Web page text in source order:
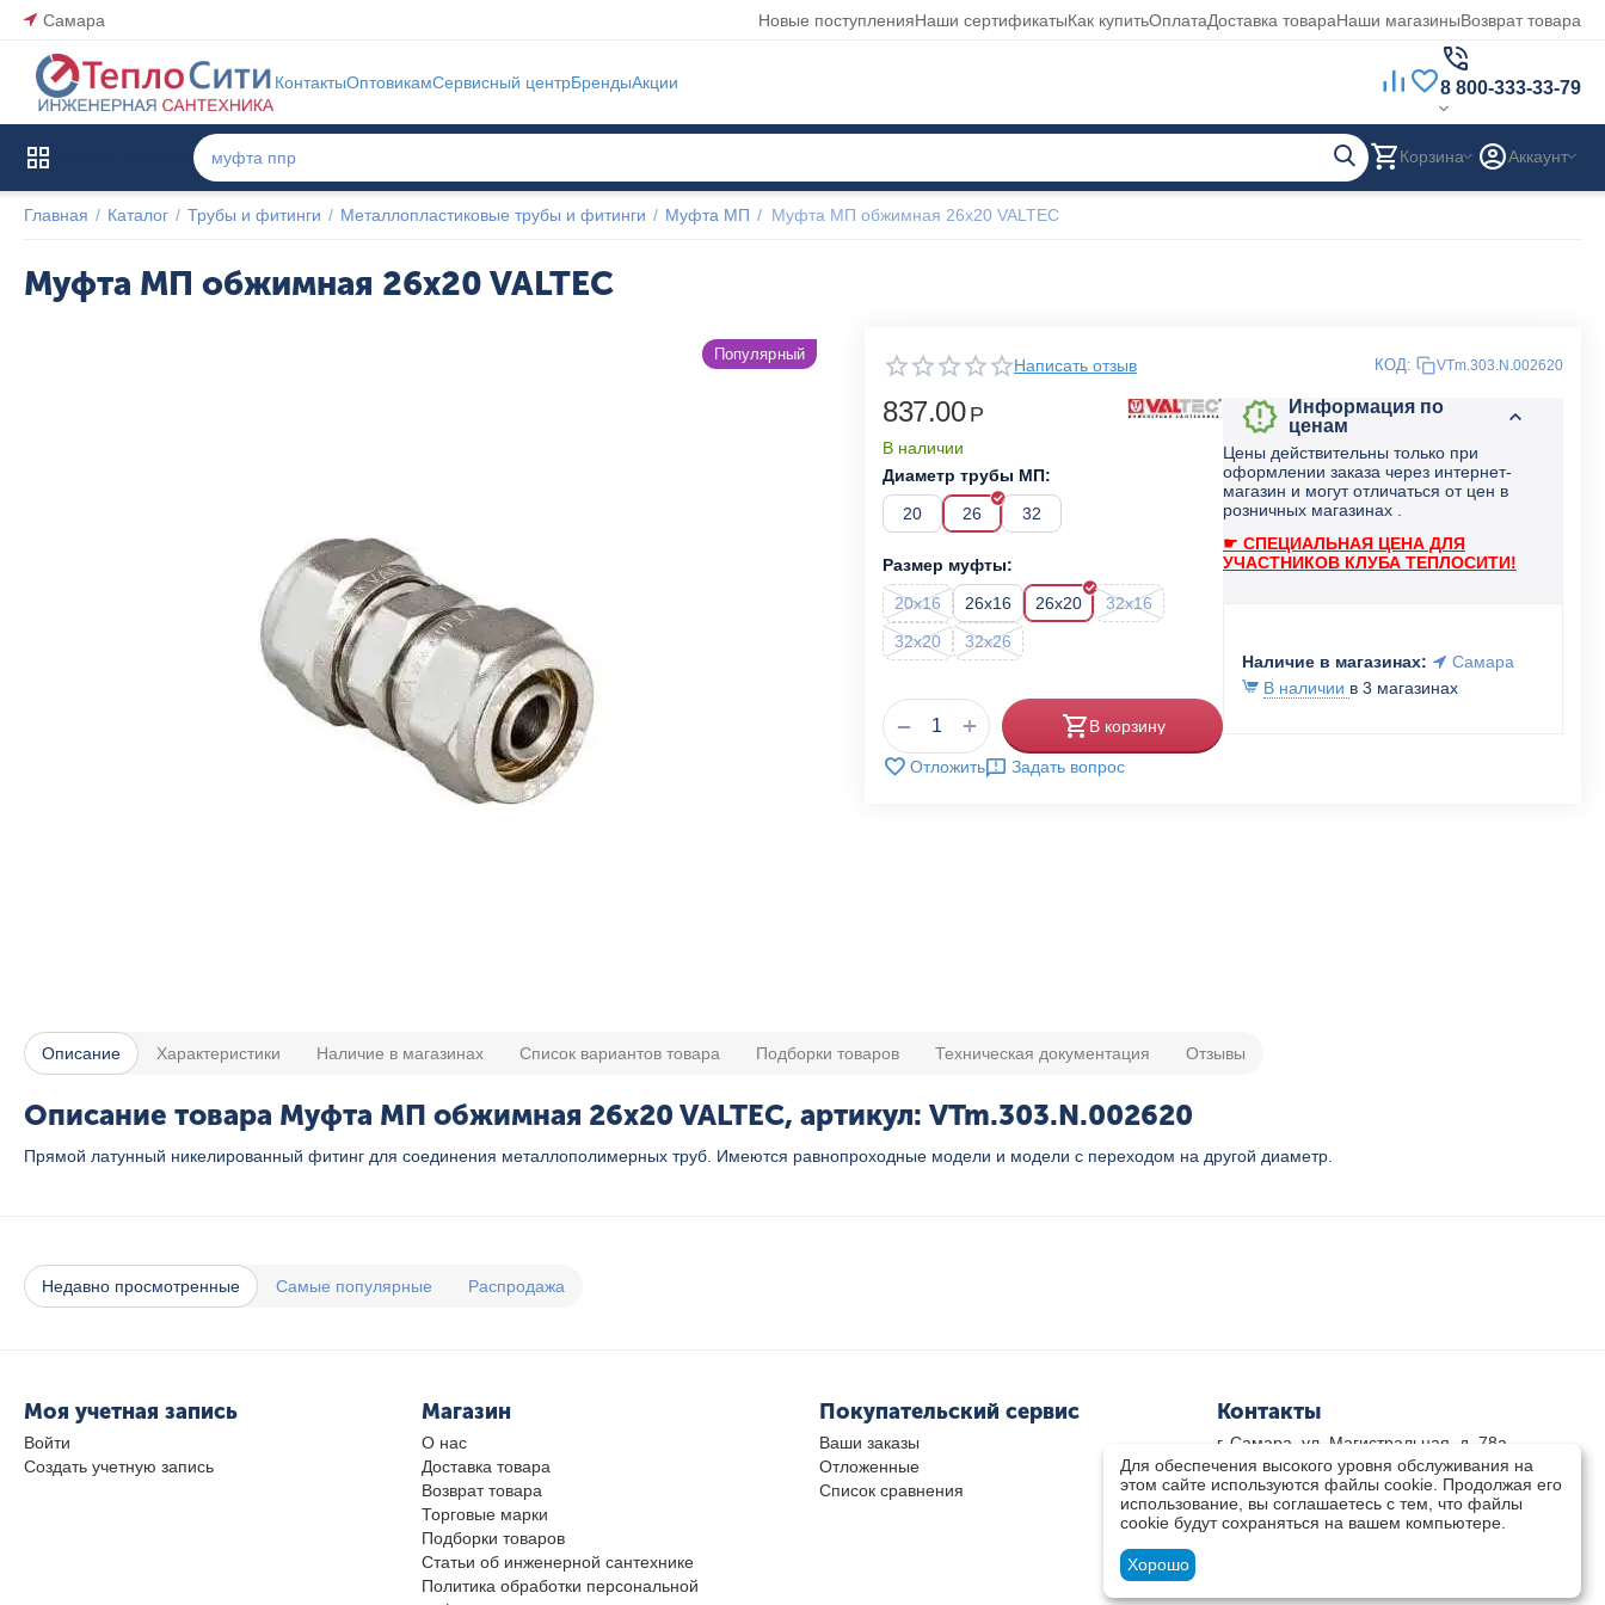
Самара Новые поступленияНаши сертификатыКак купитьОплатаДоставка товараНаши магазиныВозврат товара
КонтактыОптовикамСервисный центрБрендыАкции 8 800-333-33-79
Корзина Аккаунт
Главная / Каталог / Трубы и фитинги / Металлопластиковые трубы и фитинги / Муфта МП / Муфта МП обжимная 26x20 VALTEC
Муфта МП обжимная 26x20 VALTEC
Популярный
Написать отзыв КОД: VTm.303.N.002620
837.00 Р
В наличии
Диаметр трубы МП:
20
26 32
Размер муфты:
20x16
26x16 26x20
32x16
32x20
32x26
+
− В корзину
Отложить Задать вопрос
Информация по
ценам
Цены действительны только при
оформлении заказа через интернет-
магазин и могут отличаться от цен в
розничных магазинах .
☛ СПЕЦИАЛЬНАЯ ЦЕНА ДЛЯ
УЧАСТНИКОВ КЛУБА ТЕПЛОСИТИ!
Наличие в магазинах:
Самара
В наличии в 3 магазинах
Описание Характеристики Наличие в магазинах Список вариантов товара Подборки товаров Техническая документация Отзывы
Описание товара Муфта МП обжимная 26x20 VALTEC, артикул: VTm.303.N.002620
Прямой латунный никелированный фитинг для соединения металлополимерных труб. Имеются равнопроходные модели и модели с переходом на другой диаметр.
Недавно просмотренные Самые популярные Распродажа
Моя учетная запись
Войти
Создать учетную запись
Магазин
О нас
Доставка товара
Возврат товара
Торговые марки
Подборки товаров
Статьи об инженерной сантехнике
Политика обработки персональной
Покупательский сервис
Ваши заказы
Отложенные
Список сравнения
Контакты
г. Самара, ул. Магистральная, д. 78а
8 800-333-33-79(звонок бесплатный)
8(846)-211-03-15
Пн-Пт 8.30 - 17.30 Сб 9.00 - 16.00
zakaz@teplocity.com
Для обеспечения высокого уровня обслуживания на
этом сайте используются файлы cookie. Продолжая его
использование, вы соглашаетесь с тем, что файлы
cookie будут сохраняться на вашем компьютере.
Хорошо